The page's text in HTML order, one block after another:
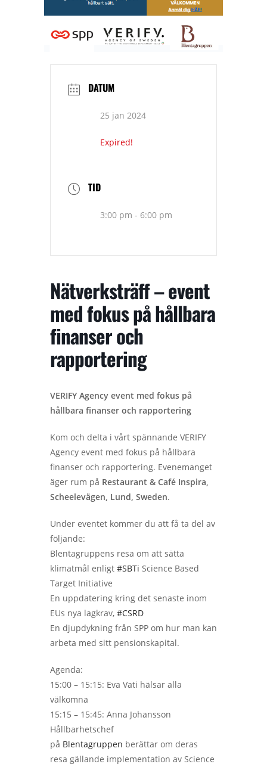
DATUM
25 jan 2024
Expired!
TID
3:00 pm - 6:00 pm
Nätverksträff – event
med fokus på hållbara
finanser och
rapportering
VERIFY Agency event med fokus på
hållbara finanser och rapportering
Kom och delta i vårt spännande VERIFY
Agency event med fokus på hållbara
finanser och rapportering. Evenemanget
äger rum på Restaurant & Café Inspira,
Scheelevägen, Lund, Sweden.
Under eventet kommer du att få ta del av
följande:
Blentagruppens resa om att sätta
klimatmål enligt #SBTi Science Based
Target Initiative
En uppdatering kring det senaste inom
EUs nya lagkrav, #CSRD
En djupdykning från SPP om hur man kan
arbeta med sitt pensionskapital.
Agenda:
15:00 – 15:15: Eva Vati hälsar alla
välkomna
15:15 – 15:45: Anna Johansson
Hållbarhetschef
på Blentagruppen berättar om deras
resa gällande implementation av Science